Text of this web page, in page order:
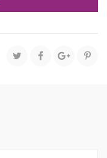
ΕΚ
ΠΛΑΣΤΙΚΗ
ΓΛΑΣΤΡΑ